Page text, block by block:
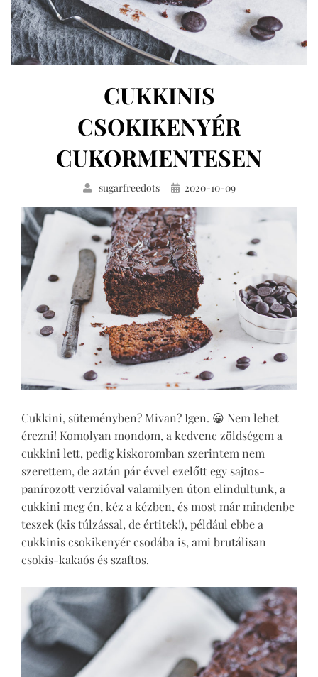
CUKKINIS
CSOKIKENYÉR
CUKORMENTESEN
sugarfreedots Közzétéve
2020-10-09
Cukkini, süteményben? Mivan? Igen. 😀 Nem lehet
érezni! Komolyan mondom, a kedvenc zöldségem a
cukkini lett, pedig kiskoromban szerintem nem
szerettem, de aztán pár évvel ezelőtt egy sajtos-
panírozott verzióval valamilyen úton elindultunk, a
cukkini meg én, kéz a kézben, és most már mindenbe
teszek (kis túlzással, de értitek!), például ebbe a
cukkinis csokikenyér csodába is, ami brutálisan
csokis-kakaós és szaftos.